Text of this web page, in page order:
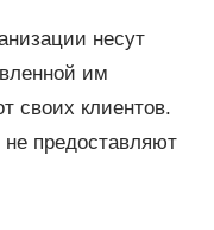
несут
им
своих клиентов.
предоставляют